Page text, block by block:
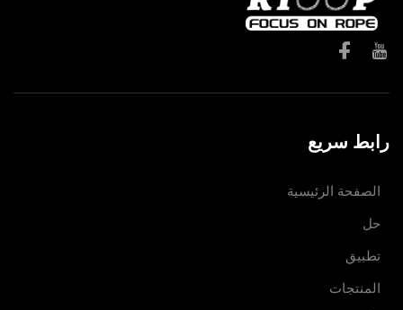
رابط سريع
الصفحة الرئيسية
حل
تطبيق
المنتجات